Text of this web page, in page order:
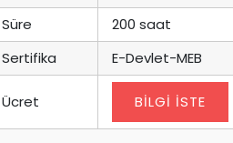
Süre
200 saat
Sertifika
E-Devlet-MEB
Ücret BİLGİ İSTE